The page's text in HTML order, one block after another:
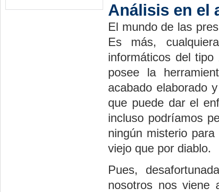
Análisis en el
El mundo de las
Es más,
informáticos del tipo
posee la
acabado elaborado
que puede dar el
incluso podríamos
ningún misterio
viejo que por diablo.
Pues,
nosotros nos viene